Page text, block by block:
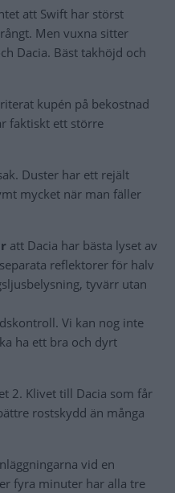
att Swift har störst
Men vuxna sitter
Dacia. Bäst takhöjd och
kupén på bekostnad
faktiskt ett större
Duster har ett rejält
mycket när man fäller
att Dacia har bästa lyset av
reflektorer för halv
tyvärr utan
Vi kan nog inte
ha ett bra och dyrt
2. Klivet till Dacia som får
rostskydd än många
vid en
fyra minuter har alla tre